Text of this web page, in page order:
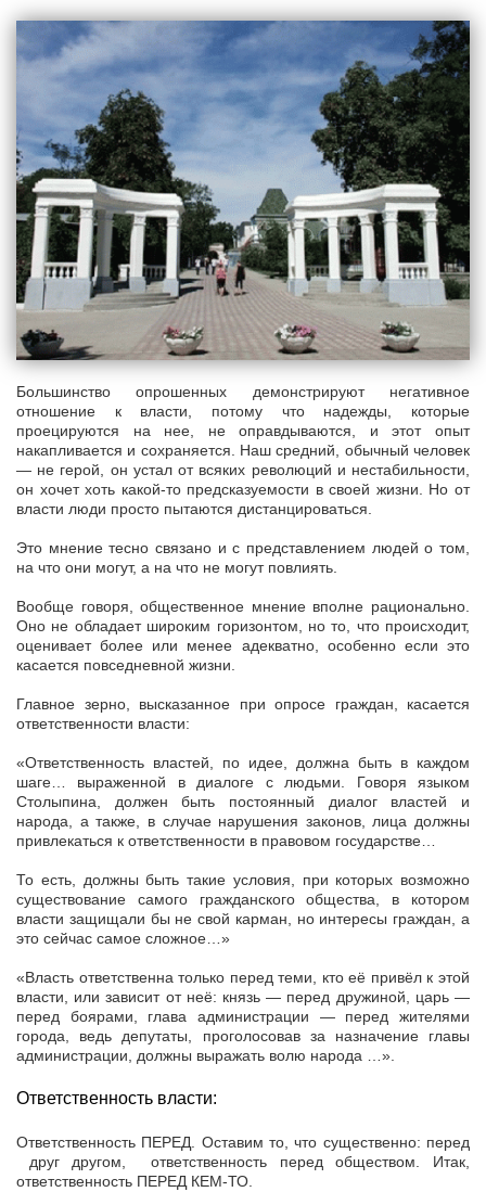
Большинство опрошенных демонстрируют негативное
отношение к власти, потому что надежды, которые
проецируются на нее, не оправдываются, и этот опыт
накапливается и сохраняется. Наш средний, обычный человек
— не герой, он устал от всяких революций и нестабильности,
он хочет хоть какой-то предсказуемости в своей жизни. Но от
власти люди просто пытаются дистанцироваться.
Это мнение тесно связано и с представлением людей о том,
на что они могут, а на что не могут повлиять.
Вообще говоря, общественное мнение вполне рационально.
Оно не обладает широким горизонтом, но то, что происходит,
оценивает более или менее адекватно, особенно если это
касается повседневной жизни.
Главное зерно, высказанное при опросе граждан, касается
ответственности власти:
«Ответственность властей, по идее, должна быть в каждом
шаге… выраженной в диалоге с людьми. Говоря языком
Столыпина, должен быть постоянный диалог властей и
народа, а также, в случае нарушения законов, лица должны
привлекаться к ответственности в правовом государстве…
То есть, должны быть такие условия, при которых возможно
существование самого гражданского общества, в котором
власти защищали бы не свой карман, но интересы граждан, а
это сейчас самое сложное…»
«Власть ответственна только перед теми, кто её привёл к этой
власти, или зависит от неё: князь — перед дружиной, царь —
перед боярами, глава администрации — перед жителями
города, ведь депутаты, проголосовав за назначение главы
администрации, должны выражать волю народа …».
Ответственность власти:
Ответственность ПЕРЕД. Оставим то, что существенно: перед
друг другом, ответственность перед обществом. Итак,
ответственность ПЕРЕД КЕМ-ТО.